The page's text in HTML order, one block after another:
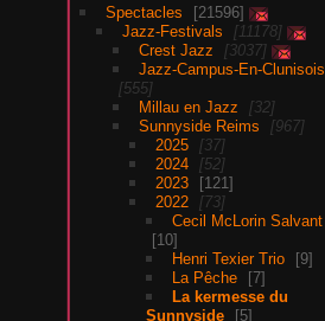
Spectacles
21596
Jazz-Festivals
11178
Crest Jazz
3037
Jazz-Campus-En-Clunisois
555
Millau en Jazz
32
Sunnyside Reims
967
2025
37
2024
52
2023
121
2022
73
Cecil McLorin Salvant
10
Henri Texier Trio
9
La Pêche
7
La kermesse du
Sunnyside
5